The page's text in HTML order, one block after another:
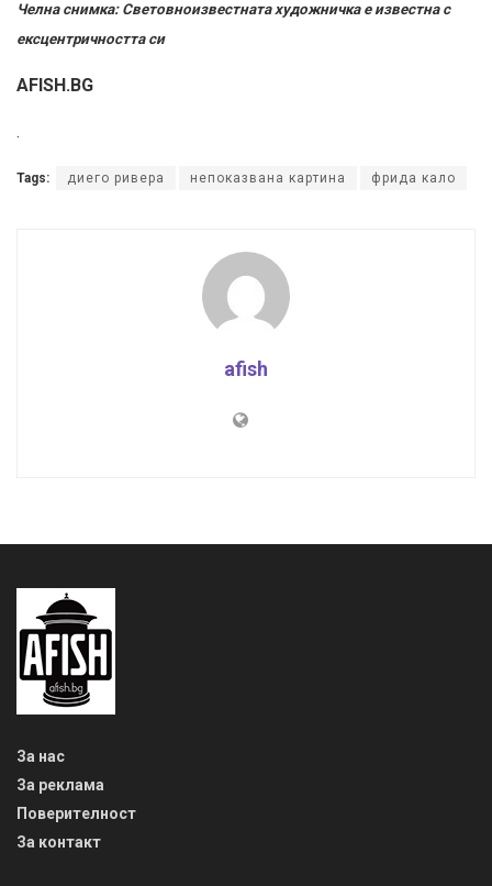
Челна снимка: Световноизвестната художничка е известна с
ексцентричността си
AFISH.BG
.
Tags: диего ривера непоказвана картина фрида кало
afish
За нас
За реклама
Поверителност
За контакт